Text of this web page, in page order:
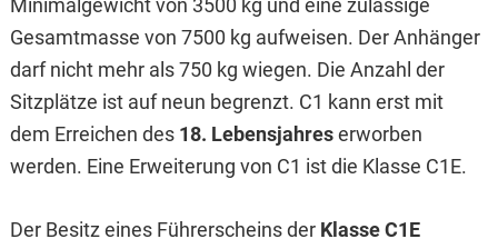
Minimalgewicht von 3500 kg und eine zulässige
Gesamtmasse von 7500 kg aufweisen. Der Anhänger
darf nicht mehr als 750 kg wiegen. Die Anzahl der
Sitzplätze ist auf neun begrenzt. C1 kann erst mit
dem Erreichen des 18. Lebensjahreserworben
werden. Eine Erweiterung von C1 ist die Klasse C1E.
Der Besitz eines Führerscheins der Klasse C1E